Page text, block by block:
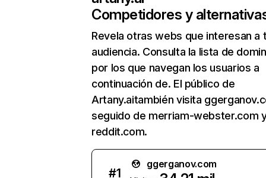
Competidores y
Revela otras webs que interesan a
audiencia. Consulta la lista de
por los que navegan los usuarios a
continuación de. El público de
Artany.aitambién visita
seguido de merriam-webster.com
reddit.com.
#1
ggerganov.com